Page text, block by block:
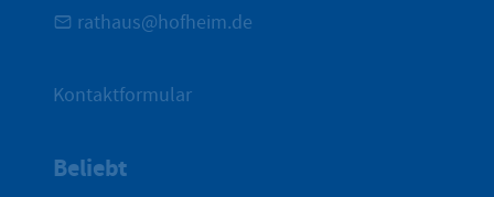
rathaus@hofheim.de
Kontaktformular
Beliebt